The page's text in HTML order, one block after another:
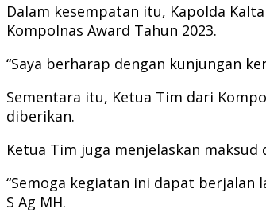
Dalam kesempatan itu, Kapolda
Kompolnas Award Tahun 2023.
“Saya berharap dengan kunjungan
Sementara itu, Ketua Tim dari
diberikan.
Ketua Tim juga menjelaskan
“Semoga kegiatan ini dapat berjalan
S Ag MH.